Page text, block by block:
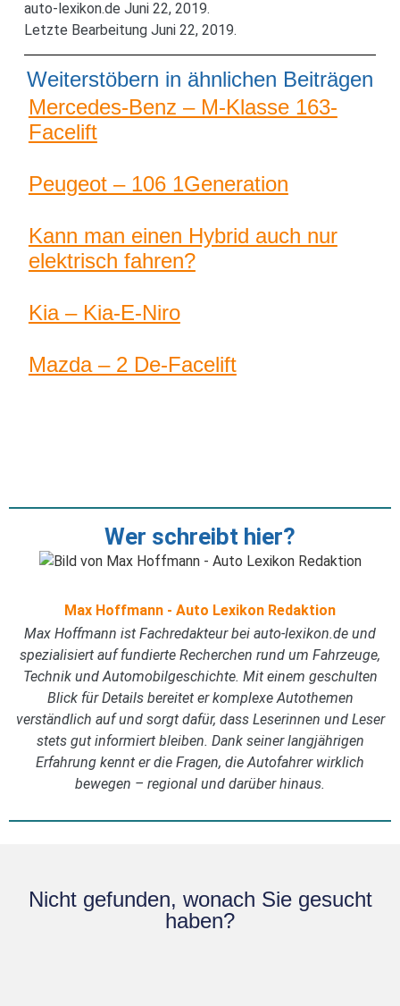
auto-lexikon.de Juni 22, 2019.
Letzte Bearbeitung Juni 22, 2019.
Weiterstöbern in ähnlichen Beiträgen
Mercedes-Benz – M-Klasse 163-
Facelift
Peugeot – 106 1Generation
Kann man einen Hybrid auch nur
elektrisch fahren?
Kia – Kia-E-Niro
Mazda – 2 De-Facelift
Wer schreibt hier?
Max Hoffmann - Auto Lexikon Redaktion
Max Hoffmann ist Fachredakteur bei auto-lexikon.de und
spezialisiert auf fundierte Recherchen rund um Fahrzeuge,
Technik und Automobilgeschichte. Mit einem geschulten
Blick für Details bereitet er komplexe Autothemen
verständlich auf und sorgt dafür, dass Leserinnen und Leser
stets gut informiert bleiben. Dank seiner langjährigen
Erfahrung kennt er die Fragen, die Autofahrer wirklich
bewegen – regional und darüber hinaus.
Nicht gefunden, wonach Sie gesucht
haben?